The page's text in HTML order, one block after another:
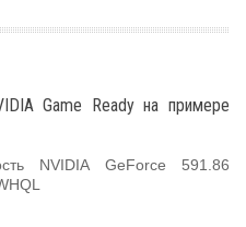
Game Ready на примере
NVIDIA GeForce 591.86